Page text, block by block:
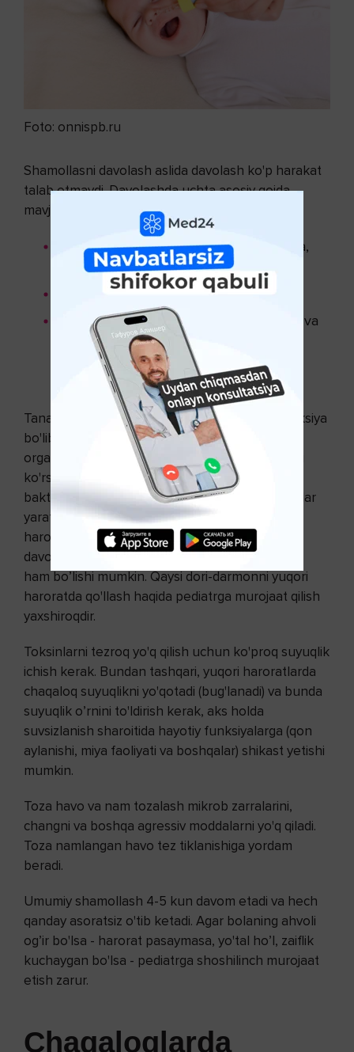
Foto: onnispb.ru
Shamollasni davolash aslida davolash ko'p harakat
talab etmaydi. Davolashda uchta asosiy qoida
mavjud:
tana harorati 380C dan oshmagan bo'lsa,
uni tushurmang;
ko’proq iliq ichimlik bering;
har kuni nam tozalashni amalga oshiring va
kasal bola joylashgan xonadagi havoni
kuniga bir necha marta yangilang
(ventilyatsiya qiling).
Tana haroratining ko'tarilishi tabiiy (normal) reaksiya
bo'lib, bu immunitetning yetarli ekanligini va
organizm infeksiyaga qarshi kurashayotganligini
ko'rsatadi. Harorat ko'tarilganda viruslar va
bakteriyalarni ko'payishi uchun noqulay sharoitlar
yaratiladi va ular asta-sekin nobud bo'ladi. Agar
harorat tushirilsa, unda shamollash uzoq vaqt
davom etadi. Haroratni 380C ga tushirish zararli
ham bo’lishi mumkin. Qaysi dori-darmonni yuqori
haroratda qo'llash haqida pediatrga murojaat qilish
yaxshiroqdir.
Toksinlarni tezroq yo'q qilish uchun ko'proq suyuqlik
ichish kerak. Bundan tashqari, yuqori haroratlarda
chaqaloq suyuqlikni yo'qotadi (bug'lanadi) va bunda
suyuqlik o’rnini to'ldirish kerak, aks holda
suvsizlanish sharoitida hayotiy funksiyalarga (qon
aylanishi, miya faoliyati va boshqalar) shikast yetishi
mumkin.
Toza havo va nam tozalash mikrob zarralarini,
changni va boshqa agressiv moddalarni yo'q qiladi.
Toza namlangan havo tez tiklanishiga yordam
beradi.
Umumiy shamollash 4-5 kun davom etadi va hech
qanday asoratsiz o'tib ketadi. Agar bolaning ahvoli
og’ir bo'lsa - harorat pasaymasa, yo'tal ho’l, zaiflik
kuchaygan bo'lsa - pediatrga shoshilinch murojaat
etish zarur.
Chaqaloqlarda